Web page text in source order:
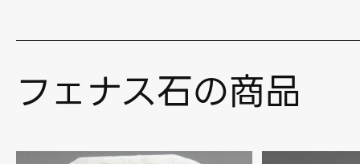
フェナス石の商品